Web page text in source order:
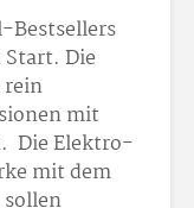
Bestsellers
Die
rein
mit
Die Elektro-
mit dem